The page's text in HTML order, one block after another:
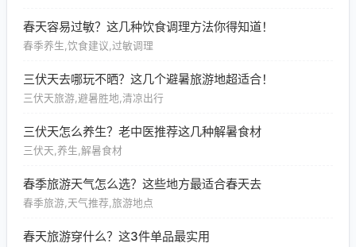
春天容易过敏？这几种饮食调理方法你得知道！
春季养生,饮食建议,过敏调理
三伏天去哪玩不晒？这几个避暑旅游地超适合！
三伏天旅游,避暑胜地,清凉出行
三伏天怎么养生？老中医推荐这几种解暑食材
三伏天,养生,解暑食材
春季旅游天气怎么选？这些地方最适合春天去
春季旅游,天气推荐,旅游地点
春天旅游穿什么？这3件单品最实用